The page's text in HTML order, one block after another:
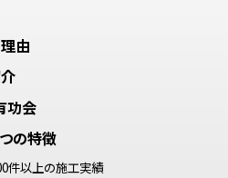
由
功会
の特徴
件以上の施工実績